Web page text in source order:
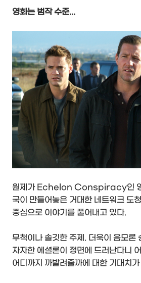
영화는 범작 수준...
원제가 Echelon Conspiracy인 영
국이 만들어놓은 거대한 네트워크 도
중심으로 이야기를 풀어내고 있다.
무척이나 솔깃한 주제. 더욱이 음모론
자자한 에셜론이 정면에 드러난다니
어디까지 까발려줄까에 대한 기대치